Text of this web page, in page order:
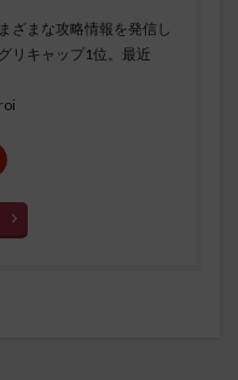
ざまな攻略情報を発信し
リキャップ1位。最近